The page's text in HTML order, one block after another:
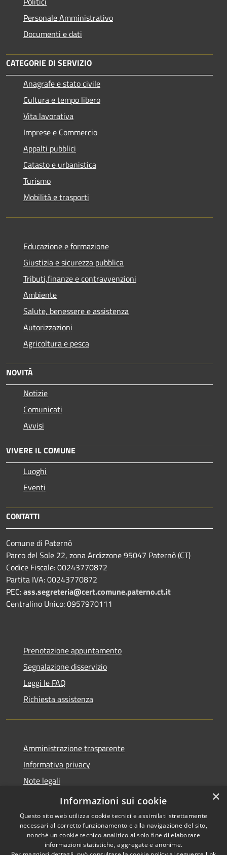
Personale Amministrativo
Documenti e dati
CATEGORIE DI SERVIZIO
Anagrafe e stato civile
Cultura e tempo libero
Vita lavorativa
Imprese e Commercio
Appalti pubblici
Catasto e urbanistica
Turismo
Mobilità e trasporti
Educazione e formazione
Giustizia e sicurezza pubblica
Tributi,finanze e contravvenzioni
Ambiente
Salute, benessere e assistenza
Autorizzazioni
Agricoltura e pesca
NOVITÀ
Notizie
Comunicati
Avvisi
VIVERE IL COMUNE
Luoghi
Eventi
CONTATTI
Comune di Paternò
Parco del Sole 22, zona Ardizzone 95047 Paternò (CT)
Codice Fiscale: 00243770872
Partita IVA: 00243770872
PEC:ass.segreteria@cert.comune.paterno.ct.it
Centralino Unico: 0957970111
Prenotazione appuntamento
Segnalazione disservizio
Leggi le FAQ
Richiesta assistenza
Amministrazione trasparente
Informativa privacy
Note legali
Dichiarazione di accessibilità
Copyright © 2026 • Comune di
×
Informazioni sui cookie
Questo sito web utilizza cookie tecnici e assimilati strettamente
necessari al corretto funzionamento e alla navigazione del sito,
nonché un cookie tecnico analitico al solo fine di elaborare
informazioni statistiche, aggregate e anonime.